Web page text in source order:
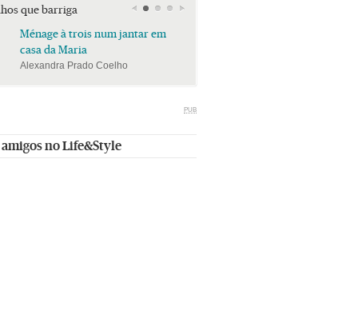
que barriga
Ménage à trois num jantar em
casa da Maria
Alexandra Prado Coelho
PUB
amigos no Life&Style